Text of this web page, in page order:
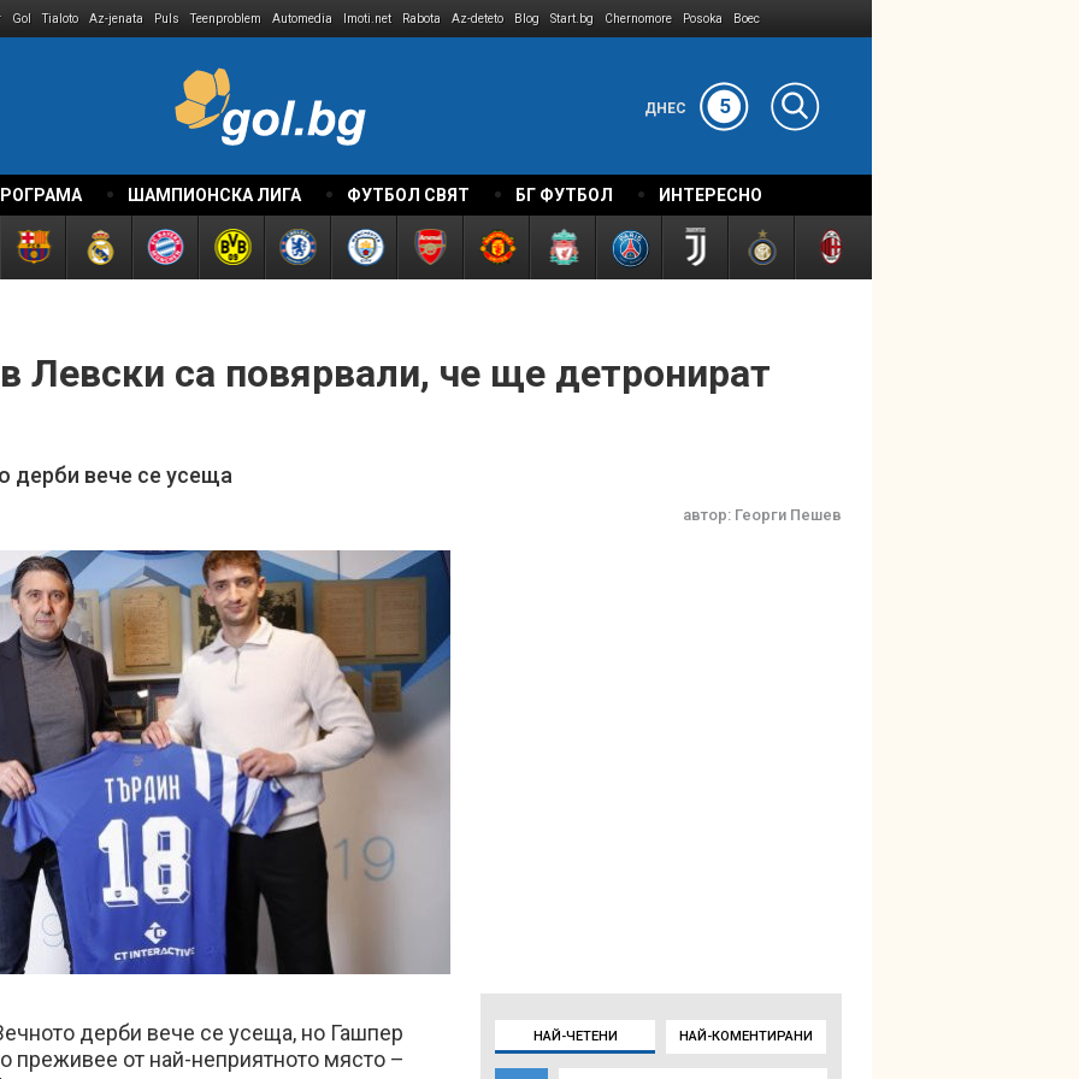
Gol Tialoto Az-jenata Puls Teenproblem Automedia Imoti.net Rabota Az-deteto Blog Start.bg Chernomore Posoka Boec
ДНЕС 5
ШАМПИОНСКА ЛИГА ФУТБОЛ СВЯТ БГ ФУТБОЛ ИНТЕРЕСНО
Левски са повярвали, че ще детронират
дерби вече се усеща
автор: Георги Пешев
дерби вече се усеща, но Гашпер
преживее от най-неприятното място –
НАЙ-ЧЕТЕНИ НАЙ-КОМЕНТИРАНИ